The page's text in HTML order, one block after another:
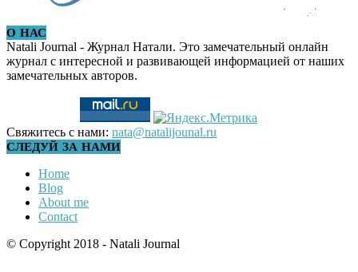
О НАС
Natali Journal - Журнал Натали. Это замечательный онлайн
журнал с интересной и развивающей информацией от наших
замечательных авторов.
Свяжитесь с нами: nata@natalijounal.ru
СЛЕДУЙ ЗА НАМИ
Home
Blog
About me
Contact
© Copyright 2018 - Natali Journal